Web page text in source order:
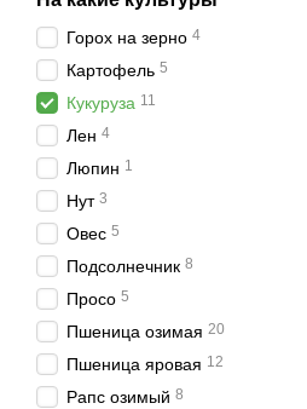
Горох на зерно 4
Картофель 5
Кукуруза 11
Лен 4
Люпин 1
Нут 3
Овес 5
Подсолнечник 8
Просо 5
Пшеница озимая 20
Пшеница яровая 12
Рапс озимый 8